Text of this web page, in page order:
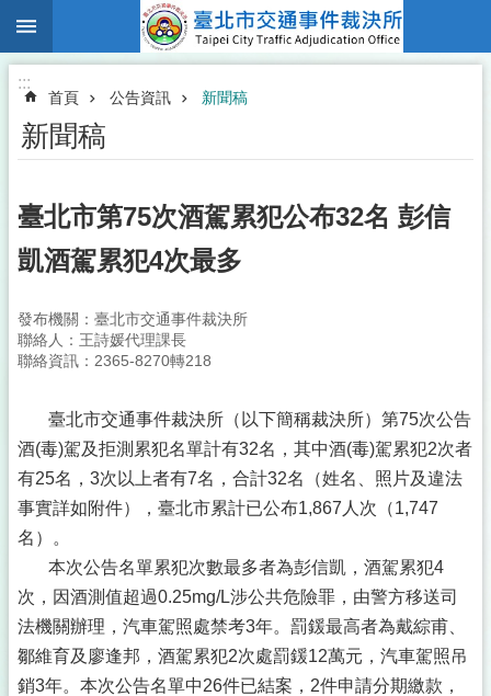
跳到主要內容區塊
:::
首頁 公告資訊 新聞稿
新聞稿
臺北市第75次酒駕累犯公布32名 彭信
凱酒駕累犯4次最多
發布機關：臺北市交通事件裁決所
聯絡人：王詩媛代理課長
聯絡資訊：2365-8270轉218
臺北市交通事件裁決所（以下簡稱裁決所）第75次公告
酒(毒)駕及拒測累犯名單計有32名，其中酒(毒)駕累犯2次者
有25名，3次以上者有7名，合計32名（姓名、照片及違法
事實詳如附件），臺北市累計已公布1,867人次（1,747
名）。
本次公告名單累犯次數最多者為彭信凱，酒駕累犯4
次，因酒測值超過0.25mg/L涉公共危險罪，由警方移送司
法機關辦理，汽車駕照處禁考3年。罰鍰最高者為戴綜甫、
鄒維育及廖逢邦，酒駕累犯2次處罰鍰12萬元，汽車駕照吊
銷3年。本次公告名單中26件已結案，2件申請分期繳款，